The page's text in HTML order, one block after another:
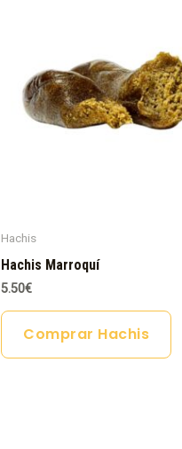
Hachis
Hachis Marroquí
5.50€
Comprar Hachis